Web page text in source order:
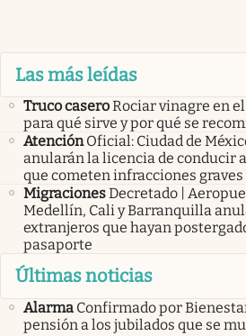
Las más leídas
Truco caseroRociar vinagre en
para qué sirve y por qué se
Atención Oficial: Ciudad de
anularán la licencia de conducir
que cometen infracciones graves
MigracionesDecretado |
Medellín, Cali y Barranquilla
extranjeros que hayan
pasaporte
Últimas noticias
Alarma Confirmado por
pensión a los jubilados que se